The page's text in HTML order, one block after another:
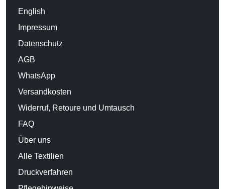
English
Impressum
Datenschutz
AGB
WhatsApp
Versandkosten
Widerruf, Retoure und Umtausch
FAQ
Über uns
Alle Textilien
Druckverfahren